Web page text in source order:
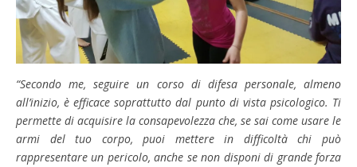
“Secondo me, seguire un corso di difesa personale, almeno
all’inizio, è efficace soprattutto dal punto di vista psicologico. Ti
permette di acquisire la consapevolezza che, se sai come usare le
armi del tuo corpo, puoi mettere in difficoltà chi può
rappresentare un pericolo, anche se non disponi di grande forza